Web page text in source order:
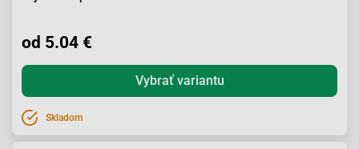
od 5.04 €
Vybrať variantu
Skladom